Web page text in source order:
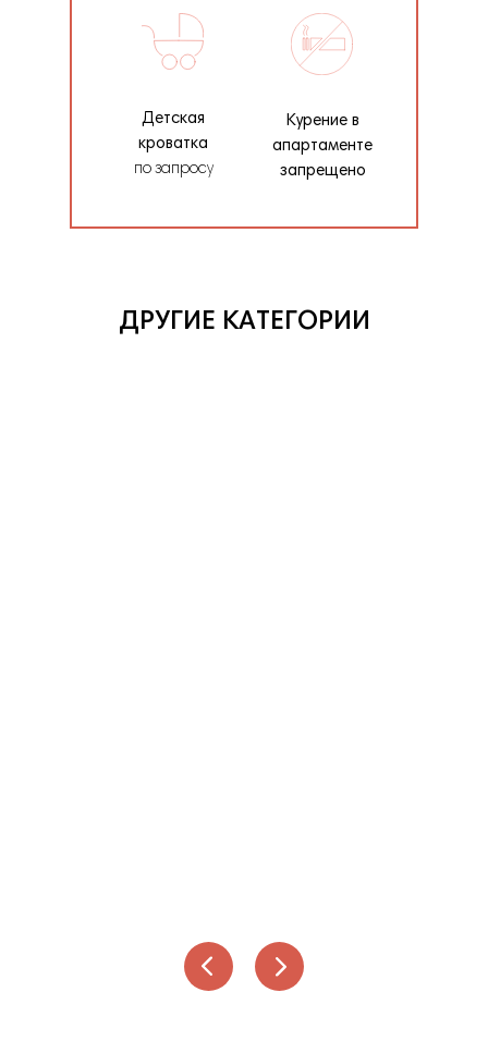
Детская
кроватка
по запросу
Курение в
апартаменте
запрещено
ДРУГИЕ КАТЕГОРИИ